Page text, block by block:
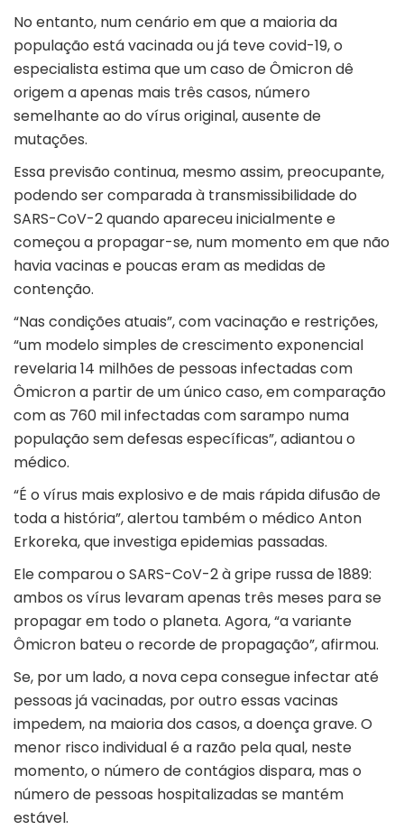
No entanto, num cenário em que a maioria da
população está vacinada ou já teve covid-19, o
especialista estima que um caso de Ômicron dê
origem a apenas mais três casos, número
semelhante ao do vírus original, ausente de
mutações.
Essa previsão continua, mesmo assim, preocupante,
podendo ser comparada à transmissibilidade do
SARS-CoV-2 quando apareceu inicialmente e
começou a propagar-se, num momento em que não
havia vacinas e poucas eram as medidas de
contenção.
“Nas condições atuais”, com vacinação e restrições,
“um modelo simples de crescimento exponencial
revelaria 14 milhões de pessoas infectadas com
Ômicron a partir de um único caso, em comparação
com as 760 mil infectadas com sarampo numa
população sem defesas específicas”, adiantou o
médico.
“É o vírus mais explosivo e de mais rápida difusão de
toda a história”, alertou também o médico Anton
Erkoreka, que investiga epidemias passadas.
Ele comparou o SARS-CoV-2 à gripe russa de 1889:
ambos os vírus levaram apenas três meses para se
propagar em todo o planeta. Agora, “a variante
Ômicron bateu o recorde de propagação”, afirmou.
Se, por um lado, a nova cepa consegue infectar até
pessoas já vacinadas, por outro essas vacinas
impedem, na maioria dos casos, a doença grave. O
menor risco individual é a razão pela qual, neste
momento, o número de contágios dispara, mas o
número de pessoas hospitalizadas se mantém
estável.